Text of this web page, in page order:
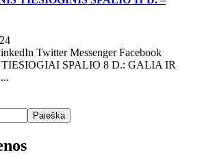
Twitter Messenger Facebook
SPALIO 8 D.: GALIA IR
Paieška